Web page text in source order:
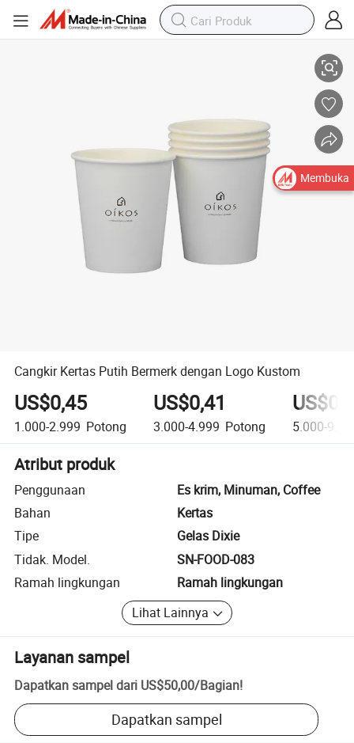
Cangkir Kertas Putih Bermerk dengan Logo Kustom
US$0,45
1.000-2.999 Potong
US$0,41
3.000-4.999 Potong 5.000-
Atribut produk
Penggunaan
Es krim, Minuman, Coffee
Bahan
Kertas
Tipe
Gelas Dixie
Tidak. Model.
SN-FOOD-083
Ramah lingkungan
Ramah lingkungan
Lihat Lainnya
Layanan sampel
Dapatkan sampel dari US$50,00/Bagian!
Dapatkan sampel
Membuka